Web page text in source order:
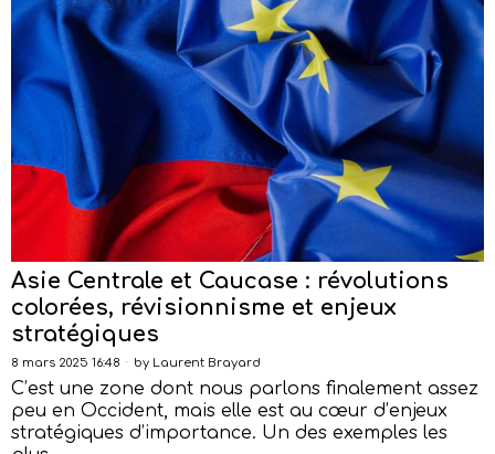
Asie Centrale et Caucase : révolutions
colorées, révisionnisme et enjeux
stratégiques
8 mars 2025 16:48 by Laurent Brayard
C’est une zone dont nous parlons finalement assez
peu en Occident, mais elle est au cœur d’enjeux
stratégiques d’importance. Un des exemples les